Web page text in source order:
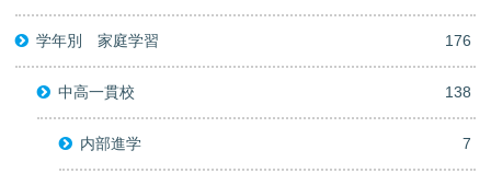
学年別 家庭学習 176
中高一貫校 138
内部進学 7